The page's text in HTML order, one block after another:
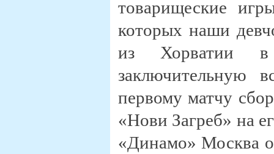
товарищеские
которых наши
из Хорватии в
заключительную
первому матчу
«Нови Загреб» на
«Динамо» Москва